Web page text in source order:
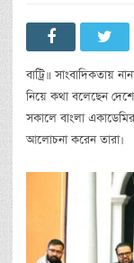
বাট্রি॥ সাংবাদিকতায়
নিয়ে কথা বলেছেন
সকালে বাংলা
আলোচনা করেন তারা।